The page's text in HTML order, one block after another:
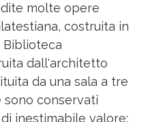
molte opere
costruita in
Biblioteca
dall'architetto
da una sala a tre
sono conservati
inestimabile valore;